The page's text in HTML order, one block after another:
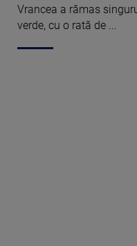
Vrancea a rămas
verde, cu o rată de ...